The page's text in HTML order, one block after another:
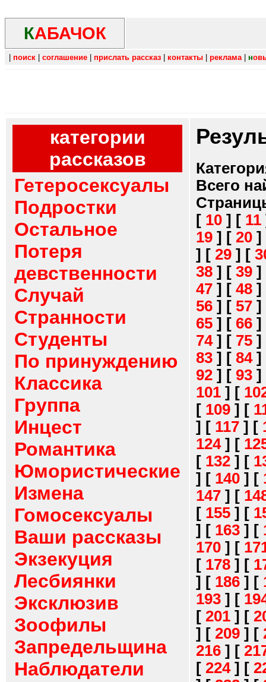
КАБАЧОК
поиск соглашение прислать рассказ контакты реклама| н
категории
рассказов
Гетеросексуалы
Подростки
Остальное
Потеря
девственности
Случай
Странности
Студенты
По принуждению
Классика
Группа
Инцест
Романтика
Юмористические
Измена
Гомосексуалы
Ваши рассказы
Экзекуция
Лесбиянки
Эксклюзив
Зоофилы
Запредельщина
Наблюдатели
Всего
[ 10 ] [ 11
19 ] [ 20 ]
] [ 29 ] [
38 ] [ 39 ]
47 ] [ 48 ]
56 ] [ 57 ]
65 ] [ 66 ]
74] [ 75 ]
83 ] [ 84]
92 ] [ 93 ]
101 ] [
[ 109 ] [
] [ 117 ] [
124] [
[ 132 ] [
] [ 140 ] [
147 ] [
[ 155 ] [
] [ 163 ] [
170 ] [
[ 178 ] [
] [ 186 ] [
193 ] [
[ 201 ] [
] [ 209 ] [
216 ] [
[ 224] [